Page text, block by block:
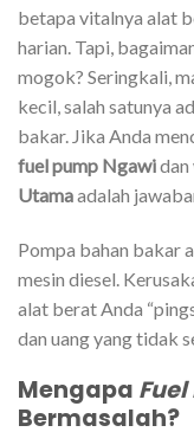
betapa vitalnya alat
harian. Tapi,
mogok? Seringkali,
kecil, salah satunya
bakar. Jika Anda
fuel pump Ngawidan
Utamaadalah
Pompa bahan bakar
mesin diesel.
alat berat Anda
dan uang yang tidak
Mengapa
Bermasalah?